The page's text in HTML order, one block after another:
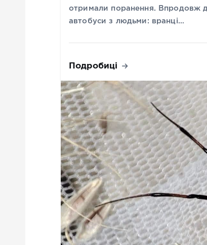
отримали поранення. Впродовж
автобуси з людьми: вранці…
Подробиці